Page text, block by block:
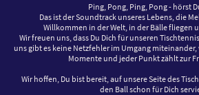
Ping, Pong, Ping, Pong - hörst
Das ist der Soundtrack unseres Lebens, die
Willkommen in der Welt, in der Bälle fliegen
Wir freuen uns, dass Du Dich für unseren
uns gibt es keine Netzfehler im Umgang
Momente und jeder Punkt zählt zur
Wir hoffen, Du bist bereit, auf unsere Seite des
den Ball schon für Dich